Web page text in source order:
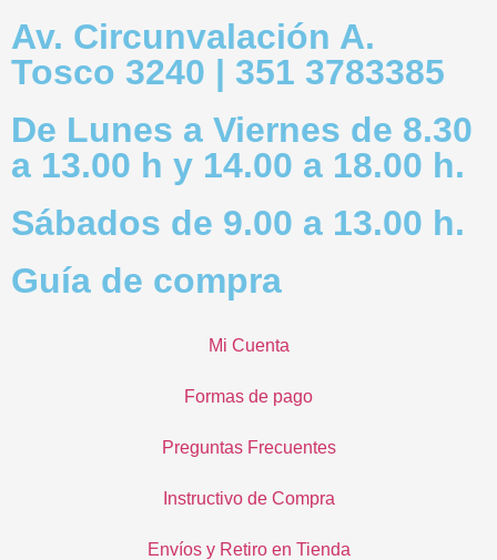
Av. Circunvalación A.
Tosco 3240 | 351 3783385
De Lunes a Viernes de 8.30
a 13.00 h y 14.00 a 18.00 h.
Sábados de 9.00 a 13.00 h.
Guía de compra
Mi Cuenta
Formas de pago
Preguntas Frecuentes
Instructivo de Compra
Envíos y Retiro en Tienda